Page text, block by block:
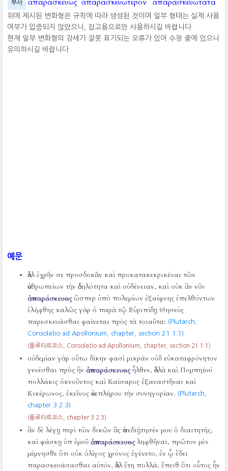
부사 ἀπαρασκεύως ἀπαρασκευώτερον ἀπαρασκευώτατα
위에 제시된 변화형은 규칙에 따라 생성된 것이며 일부 형태는 실제 사용
여부가 입증되지 않았으니, 참고용으로만 사용하시길 바랍니다.
현재 일부 변화형의 강세가 잘못 표기되는 오류가 있어 수정 중에 있으니
유의하시길 바랍니다.
예문
ἀλλ ἐχρῆν σε προσδοκᾶν καὶ προκατακεκρικέναι τῶν
ἀνθρωπείων τὴν ἀδηλότητα καὶ οὐδένειαν, καὶ οὐκ ἂν νῦν
ἀπαράσκευοςὥσπερ ὑπὸ πολεμίων ἐξαίφνης ἐπελθόντων
ἐλήφθης καλῶς γὰρ ὁ παρὰ τῷ Εὐριπίδῃ Θησεὺς
παρεσκευάσθαι φαίνεται πρὸς τὰ τοιαῦτα: (Plutarch,
Consolatio ad Apollonium, chapter, section 21 1:1)
(플루타르코스, Consolatio ad Apollonium, chapter, section 21 1:1)
οὐδεμίαν γὰρ οὕτω δίκην φασὶ μικράν οὐδ εὐκαταφρόνητον
γενέσθαι πρὸς ἣνἀπαράσκευοςἦλθεν, ἀλλὰ καὶ Πομπηϊού
πολλάκις ὀκνοῦντος καὶ Καίσαρος ἐξαναστῆναι καὶ
Κικέρωνος, ἐκεῖνος ἀνεπλήρου τὴν συνηγορίαν. (Plutarch,
chapter 3 2:3)
(플루타르코스, chapter 3 2:3)
ἂν δὲ λέγῃ περὶ τῶν δικῶν ἃς ἀπεδιῄτησέν μου ὁ διαιτητής,
καὶ φάσκῃ ὑπ ἐμοῦἀπαράσκευοςληφθῆναι, πρῶτον μὲν
μέμνησθε ὅτι οὐκ ὀλίγος χρόνος ἐγένετο, ἐν ᾧ ἔδει
παρασκευάσασθαι αὐτόν, ἀλλ ἔτη πολλά, ἔπειθ ὅτι οὗτος ἦν